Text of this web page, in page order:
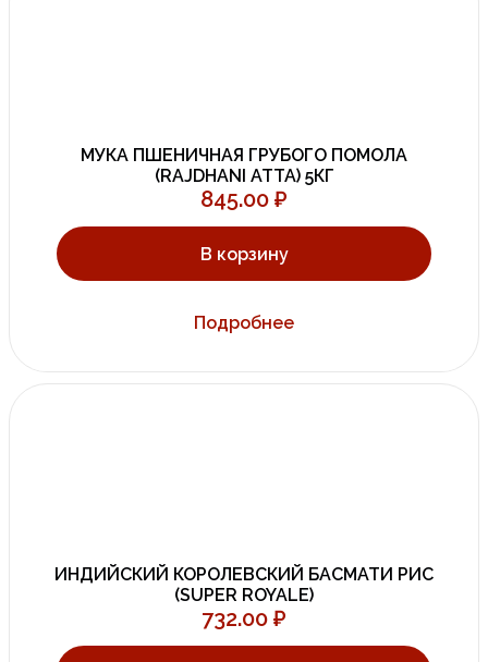
МУКА ПШЕНИЧНАЯ ГРУБОГО ПОМОЛА
(RAJDHANI ATTA) 5КГ
845.00 ₽
В корзину
Подробнее
ИНДИЙСКИЙ КОРОЛЕВСКИЙ БАСМАТИ РИС
(SUPER ROYALE)
732.00 ₽